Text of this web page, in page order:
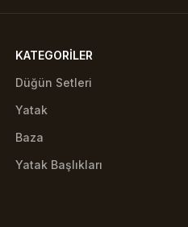
KATEGORILER
Düğün Setleri
Yatak
Baza
Yatak Başlıkları